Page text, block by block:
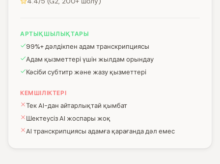
АРТЫҚШЫЛЫҚТАРЫ
99%+ дәлдікпен адам транскрипциясы
Адам қызметтері үшін жылдам орындау
Кәсіби субтитр және жазу қызметтері
КЕМШІЛІКТЕРІ
Тек AI-дан айтарлықтай қымбат
Шектеусіз AI жоспары жоқ
AI транскрипциясы адамға қарағанда дәл емес